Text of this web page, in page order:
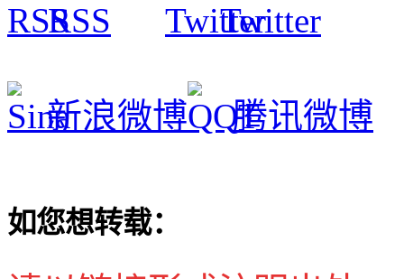
RSS Twitter
新浪微博 腾讯微博
如您想转载：